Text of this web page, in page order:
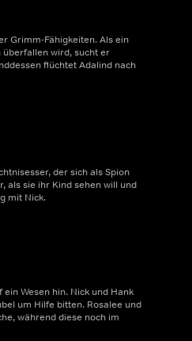
Grimm-Fähigkeiten. Als ein
überfallen wird, sucht er
flüchtet Adalind nach
der sich als Spion
als sie ihr Kind sehen will und
mit Nick.
Wesen hin. Nick und Hank
um Hilfe bitten. Rosalee und
während diese noch im